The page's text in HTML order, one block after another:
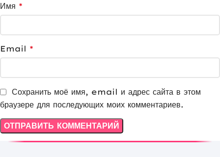
Имя *
Email *
Сохранить моё имя, email и адрес сайта в этом
браузере для последующих моих комментариев.